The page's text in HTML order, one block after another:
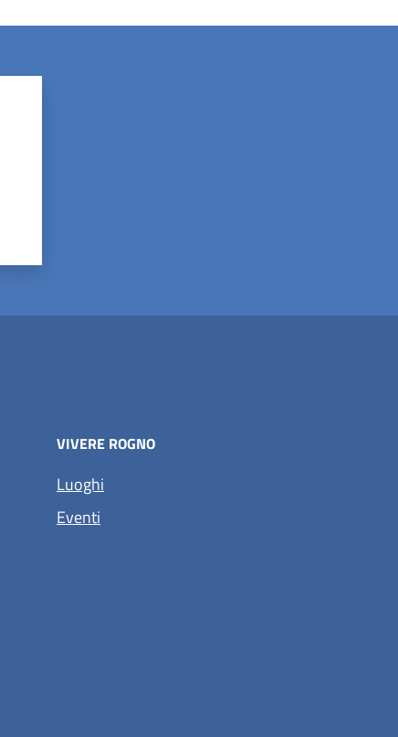
VIVERE ROGNO
Luoghi
Eventi